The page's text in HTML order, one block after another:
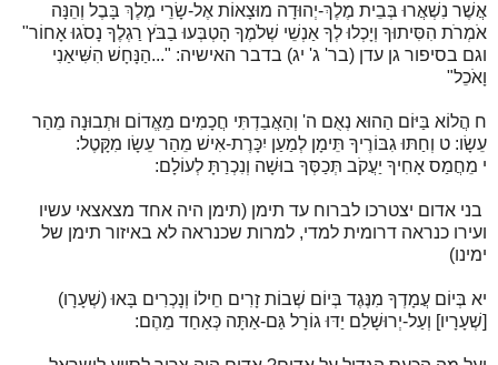
אֲשֶׁר נִשְׁאֲרוּ בְּבֵית מֶלֶךְ-יְהוּדָה מוּצָאוֹת אֶל-שָׂרֵי מֶלֶךְ בָּבֶל וְהֵנָּה
אֹמְרֹת הִסִּיתוּךָ וְיָכְלוּ לְךָ אַנְשֵׁי שְׁלֹמֶךָ הָטְבְּעוּ בַבֹּץ רַגְלֶךָ נָסֹגוּ אָחוֹר"
וגם בסיפור גן עדן (בר' ג' יג) בדבר האישיה: "...הַנָּחָשׁ הִשִּׁיאַנִי
וָאֹכֵל"
ח הֲלוֹא בַּיּוֹם הַהוּא נְאֻם ה' וְהַאֲבַדְתִּי חֲכָמִים מֵאֱדוֹם וּתְבוּנָה מֵהַר
עֵשָׂו: ט וְחַתּוּ גִבּוֹרֶיךָ תֵּימָן לְמַעַן יִכָּרֶת-אִישׁ מֵהַר עֵשָׂו מִקָּטֶל:
י מֵחֲמַס אָחִיךָ יַעֲקֹב תְּכַסְּךָ בוּשָׁה וְנִכְרַתָּ לְעוֹלָם:
בני אדום יצטרכו לברוח עד תימן (תימן היה אחד מצאצאי עשיו
ועירו כנראה דרומית למדי, למרות שכנראה לא באיזור תימן של
ימינו)
יא בְּיוֹם עֲמָדְךָ מִנֶּגֶד בְּיוֹם שְׁבוֹת זָרִים חֵילוֹ וְנָכְרִים בָּאוּ (שְׁעָרָו)
[שְׁעָרָיו] וְעַל-יְרוּשָׁלַם יַדּוּ גוֹרָל גַּם-אַתָּה כְּאַחַד מֵהֶם: